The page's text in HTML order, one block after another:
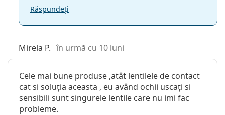
Răspundeți
Mirela P. în urmă cu 10 luni
Cele mai bune produse ,atât lentilele de contact
cat si soluția aceasta , eu având ochii uscați si
sensibili sunt singurele lentile care nu imi fac
probleme.